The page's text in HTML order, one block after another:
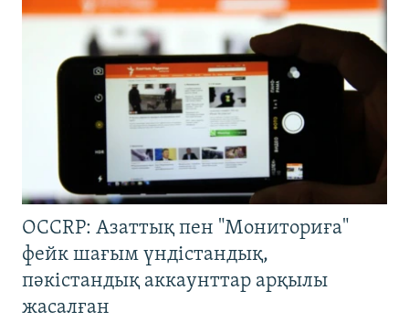
OCCRP: Азаттық пен "Мониториға"
фейк шағым үндістандық,
пәкістандық аккаунттар арқылы
жасалған